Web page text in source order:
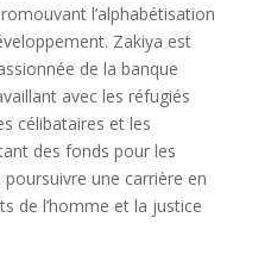
l’alphabétisation
Zakiya est
de la banque
avec les réfugiés
célibataires et les
des fonds pour les
une carrière en
de l’homme et la justice